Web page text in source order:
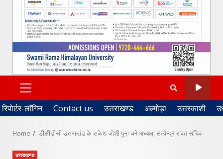
PRIMARY
MENU
रिपोर्टर-लॉगिन Contact us उत्तराखण्ड अल्मोड़ा उत्तरकाशी
Home डीसीडीसी उत्तराखंड के राकेश जोशी पुनः बने अध्यक्ष, सत्येन्द्र रावत सचिव
उत्तराखण्ड